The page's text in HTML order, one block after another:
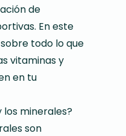
de
En este
todo lo que
vitaminas y
en tu
los minerales?
son